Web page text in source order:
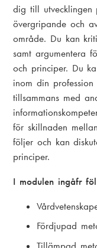
dig till
övergripande och
område. Du kan
samt argumentera
och principer. Du
inom din
tillsammans med
för skillnaden
följer och kan
principer.
I modulen ingåfr
Fördjupad